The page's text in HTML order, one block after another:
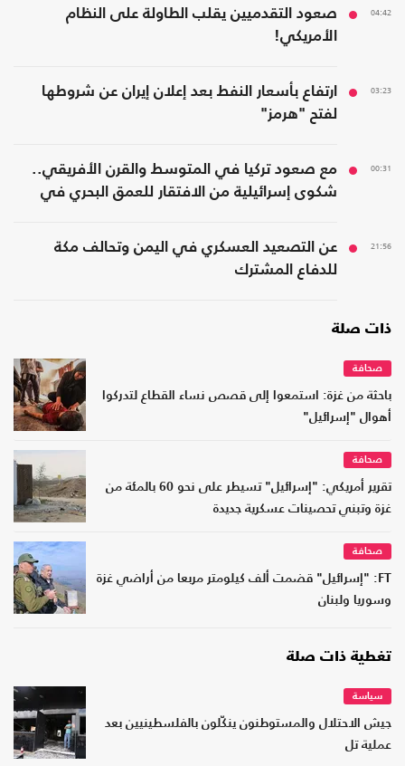
04:42
صعود التقدميين يقلب الطاولة على النظام
الأمريكي!
03:23
ارتفاع بأسعار النفط بعد إعلان إيران عن شروطها
لفتح "هرمز"
00:31
مع صعود تركيا في المتوسط والقرن الأفريقي..
شكوى إسرائيلية من الافتقار للعمق البحري في
21:56
عن التصعيد العسكري في اليمن وتحالف مكة
للدفاع المشترك
ذات صلة
صحافة
باحثة من غزة: استمعوا إلى قصص نساء القطاع لتدركوا
أهوال "إسرائيل"
صحافة
تقرير أمريكي: "إسرائيل" تسيطر على نحو 60 بالمئة من
غزة وتبني تحصينات عسكرية جديدة
صحافة
FT: "إسرائيل" قضمت ألف كيلومتر مربعا من أراضي غزة
وسوريا ولبنان
تغطية ذات صلة
سياسة
جيش الاحتلال والمستوطنون ينكّلون بالفلسطينيين بعد
عملية تل